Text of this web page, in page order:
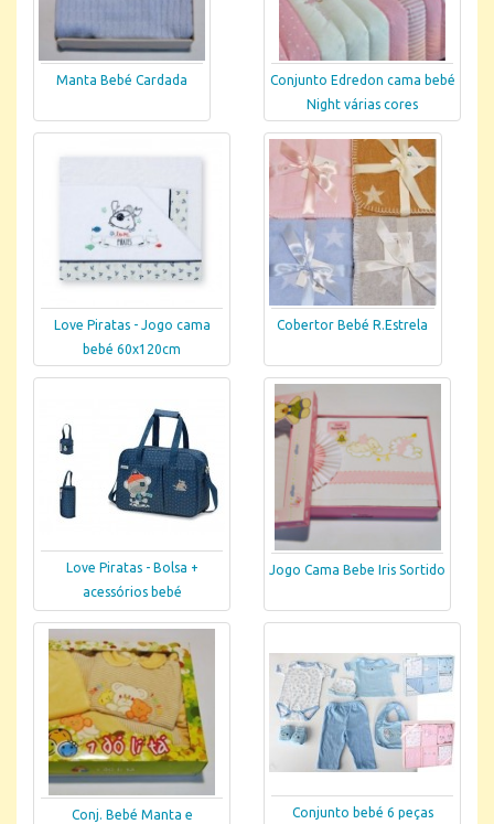
Manta Bebé Cardada
Conjunto Edredon cama bebé
Night várias cores
Love Piratas - Jogo cama
bebé 60x120cm
Cobertor Bebé R.Estrela
Love Piratas - Bolsa +
acessórios bebé
Jogo Cama Bebe Iris Sortido
Conj. Bebé Manta e
Conjunto bebé 6 peças